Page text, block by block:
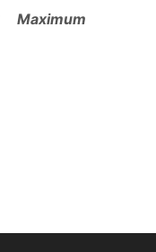
Maximum